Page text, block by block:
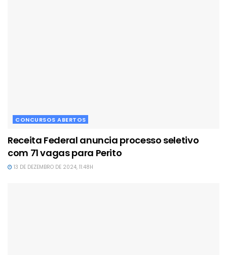
CONCURSOS ABERTOS
Receita Federal anuncia processo seletivo
com 71 vagas para Perito
13 DE DEZEMBRO DE 2024, 11:48H